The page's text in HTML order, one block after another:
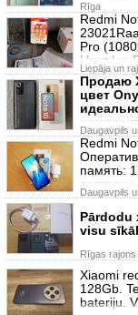
Rīga
Redmi
Pro
Цвет Ice
Liepāja un raj.
Продаю
цвет
Daugavpils
Redmi
память:
состояни
Daugavpils
Pārdodu
visu
Rīgas rajons
Xiaomi
128Gb.
bateriju.